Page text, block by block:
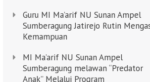
Guru MI Ma’arif NU Sunan Ampel
Sumberagung Jatirejo Rutin
Kemampuan
MI Ma’arif NU Sunan Ampel
Sumberagung melawan “Predator
Anak” Melalui Program